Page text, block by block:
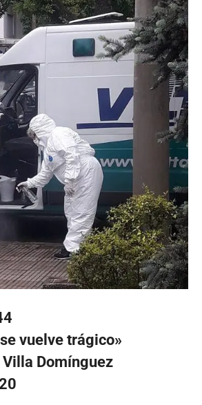
vuelve trágico»
Villa Domínguez